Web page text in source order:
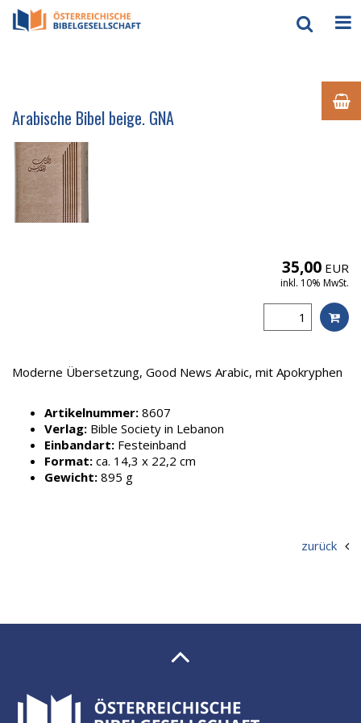
Arabische Bibel beige. GNA
35,00 EUR
inkl. 10% MwSt.
Moderne Übersetzung, Good News Arabic, mit Apokryphen
Artikelnummer: 8607
Verlag: Bible Society in Lebanon
Einbandart: Festeinband
Format: ca. 14,3 x 22,2 cm
Gewicht: 895 g
zurück